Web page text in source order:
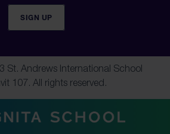
SIGN UP
St. Andrews International School
107. All rights reserved.